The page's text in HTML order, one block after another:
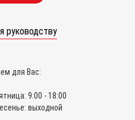
руководству
для Вас:
9:00 - 18:00
выходной